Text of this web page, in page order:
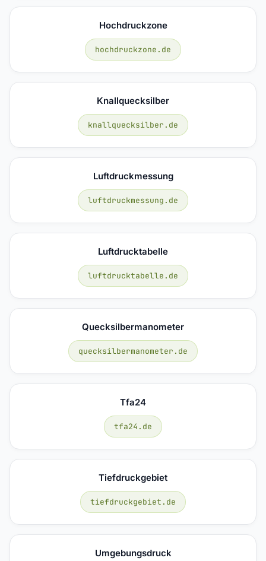
Hochdruckzone
hochdruckzone.de
Knallquecksilber
knallquecksilber.de
Luftdruckmessung
luftdruckmessung.de
Luftdrucktabelle
luftdrucktabelle.de
Quecksilbermanometer
quecksilbermanometer.de
Tfa24
tfa24.de
Tiefdruckgebiet
tiefdruckgebiet.de
Umgebungsdruck